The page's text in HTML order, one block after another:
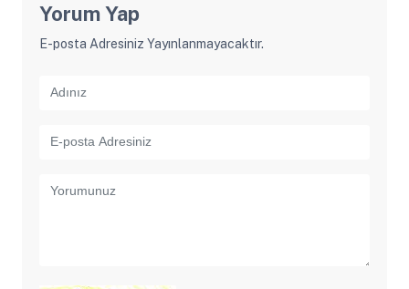
Yorum Yap
E-posta Adresiniz Yayınlanmayacaktır.